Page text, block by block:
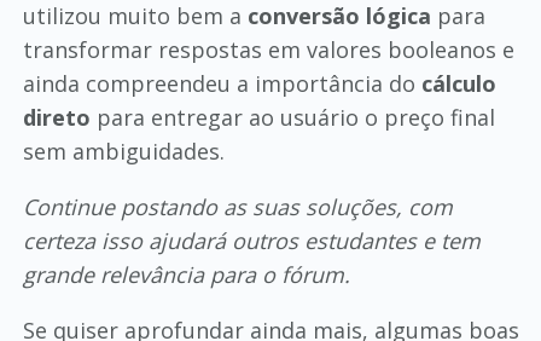
utilizou muito bem a conversão lógica para
transformar respostas em valores booleanos e
ainda compreendeu a importância do cálculo
direto para entregar ao usuário o preço final
sem ambiguidades.
Continue postando as suas soluções, com
certeza isso ajudará outros estudantes e tem
grande relevância para o fórum.
Se quiser aprofundar ainda mais, algumas boas